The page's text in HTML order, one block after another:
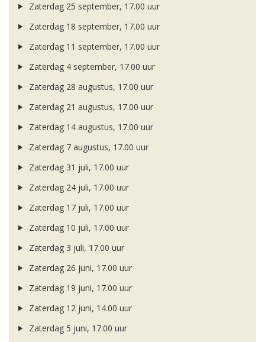
Zaterdag 25 september, 17.00 uur
Zaterdag 18 september, 17.00 uur
Zaterdag 11 september, 17.00 uur
Zaterdag 4 september, 17.00 uur
Zaterdag 28 augustus, 17.00 uur
Zaterdag 21 augustus, 17.00 uur
Zaterdag 14 augustus, 17.00 uur
Zaterdag 7 augustus, 17.00 uur
Zaterdag 31 juli, 17.00 uur
Zaterdag 24 juli, 17.00 uur
Zaterdag 17 juli, 17.00 uur
Zaterdag 10 juli, 17.00 uur
Zaterdag 3 juli, 17.00 uur
Zaterdag 26 juni, 17.00 uur
Zaterdag 19 juni, 17.00 uur
Zaterdag 12 juni, 14.00 uur
Zaterdag 5 juni, 17.00 uur